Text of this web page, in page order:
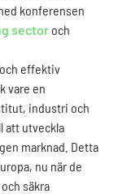
konferensen
sector och
effektiv
vare en
industri och
att utveckla
marknad. Detta
nu när de
säkra